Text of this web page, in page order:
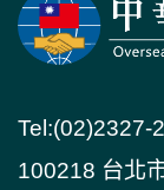
Tel:(02)2327-
100218 台北